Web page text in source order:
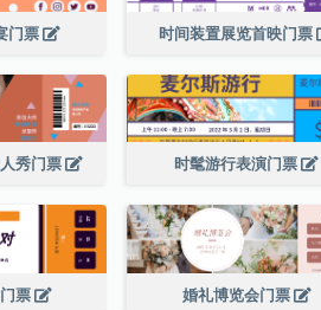
门票 时间装置展览首映门票
秀门票 时髦游行表演门票
票 婚礼博览会门票